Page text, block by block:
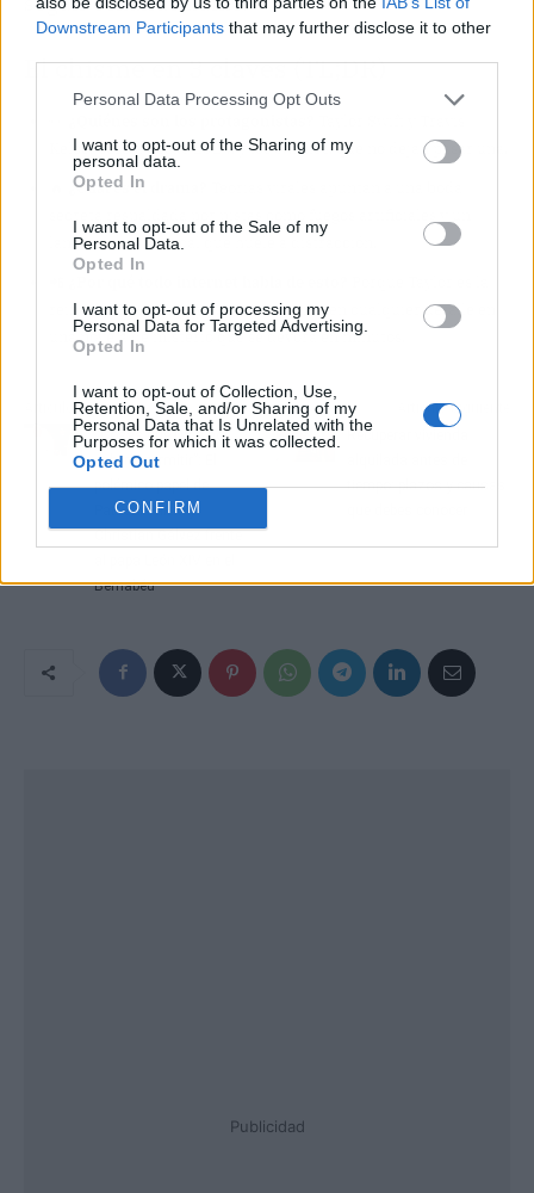
Downstream Participants that may further disclose it to other
Personal Data Processing Opt Outs
I want to opt-out of the Sharing of my
personal data.
Opted In
I want to opt-out of the Sale of my
Personal Data.
Opted In
I want to opt-out of processing my
Personal Data for Targeted Advertising.
Opted In
I want to opt-out of Collection, Use,
Retention, Sale, and/or Sharing of my
Personal Data that Is Unrelated with the
Purposes for which it was collected.
Opted Out
CONFIRM
El chisme en 3 claves (TL;DR)
Kelce, pareja desde 2024, y los swifties, que no dejan pasar una.
¿Cuál es el drama?
lanzamiento musical que huele a distracción.
reina del Easter egg y sus fans convierten cualquier detalle en
una novela de misterio que se devora en minutos.
Artículo anterior
“Cosas que Dios no
debería permitir”: El
polémico papel de
Patricia Pardo y
Christian Gálvez frente
Bernabéu
Artículo siguiente
Recuperar vivienda
tiempo: plazos y causas
Publicidad